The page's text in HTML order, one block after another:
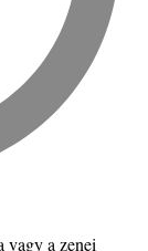
vagy a zenei